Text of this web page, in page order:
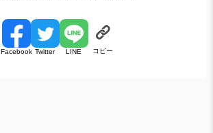
Facebook Twitter LINE コピー